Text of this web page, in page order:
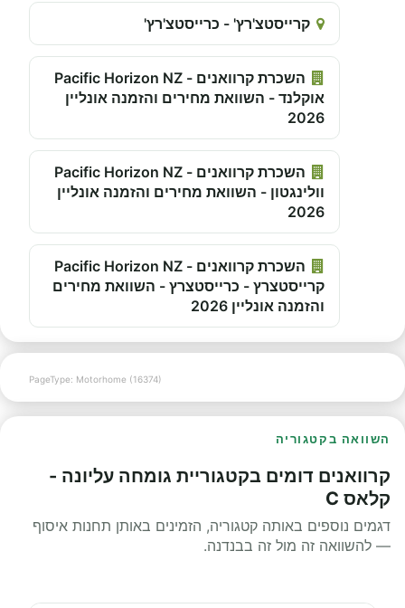
קרייסטצ'רץ' - כרייסטצ'רץ'
השכרת קרוואנים - Pacific Horizon NZ
אוקלנד - השוואת מחירים והזמנה אונליין
2026
השכרת קרוואנים - Pacific Horizon NZ
וולינגטון - השוואת מחירים והזמנה אונליין
2026
השכרת קרוואנים - Pacific Horizon NZ
קרייסטצרץ - כרייסטצרץ - השוואת מחירים
והזמנה אונליין 2026
PageType: Motorhome (16374)
השוואה בקטגוריה
קרוואנים דומים בקטגוריית גומחה עליונה -
קלאס C
דגמים נוספים באותה קטגוריה, הזמינים באותן תחנות איסוף
— להשוואה זה מול זה בבנדנה.